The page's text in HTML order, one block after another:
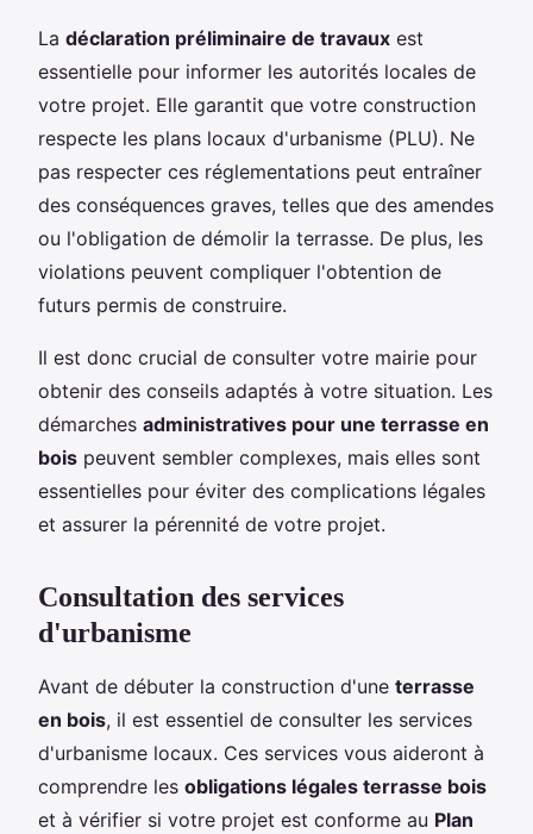
La déclaration préliminaire de travaux est
essentielle pour informer les autorités locales de
votre projet. Elle garantit que votre construction
respecte les plans locaux d'urbanisme (PLU). Ne
pas respecter ces réglementations peut entraîner
des conséquences graves, telles que des amendes
ou l'obligation de démolir la terrasse. De plus, les
violations peuvent compliquer l'obtention de
futurs permis de construire.
Il est donc crucial de consulter votre mairie pour
obtenir des conseils adaptés à votre situation. Les
démarches administratives pour une terrasse en
bois peuvent sembler complexes, mais elles sont
essentielles pour éviter des complications légales
et assurer la pérennité de votre projet.
Consultation des services
d'urbanisme
Avant de débuter la construction d'une terrasse
en bois, il est essentiel de consulter les services
d'urbanisme locaux. Ces services vous aideront à
comprendre les obligations légales terrasse bois
et à vérifier si votre projet est conforme au Plan